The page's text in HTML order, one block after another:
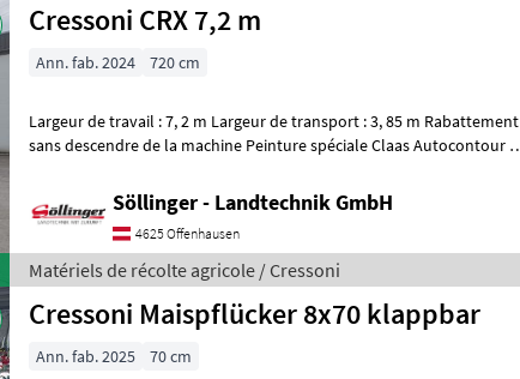
Cressoni CRX 7,2 m
Ann. fab. 2024 720 cm
Largeur de travail : 7, 2 m Largeur de transport : 3, 85 m Rabattement
sans descendre de la machine Peinture spéciale Claas Autocontour /
Söllinger - Landtechnik GmbH
4625 Offenhausen
Matériels de récolte agricole / Cressoni
Cressoni Maispflücker 8x70 klappbar
Ann. fab. 2025 70 cm